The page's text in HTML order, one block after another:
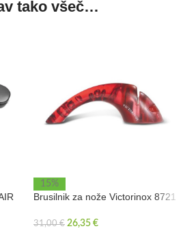
tako všeč…
15%
Brusilnik za nože Victorinox 8721
31,00€ 26,35 €